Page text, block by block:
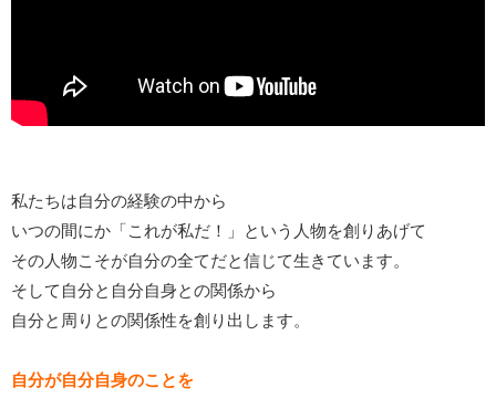
私たちは自分の経験の中から
いつの間にか「これが私だ！」という人物を創りあげて
その人物こそが自分の全てだと信じて生きています。
そして自分と自分自身との関係から
自分と周りとの関係性を創り出します。
自分が自分自身のことを